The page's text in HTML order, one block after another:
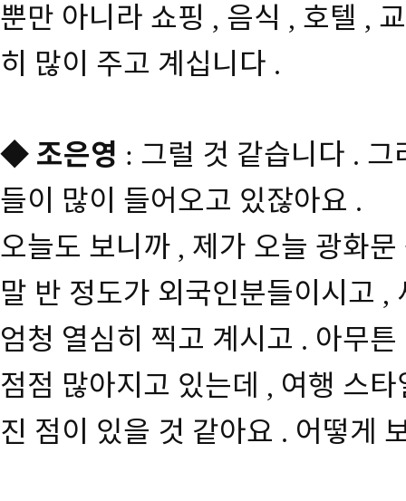
뿐만 아니라 쇼핑 , 음식 , 호텔 ,
히 많이 주고 계십니다 .
◆ 조은영 : 그럴 것 같습니다 . 그
들이 많이 들어오고 있잖아요 .
오늘도 보니까 , 제가 오늘 광화
말 반 정도가 외국인분들이시고 ,
엄청 열심히 찍고 계시고 . 아무
점점 많아지고 있는데
, 여행 스
진 점이 있을 것 같아요 . 어떻게